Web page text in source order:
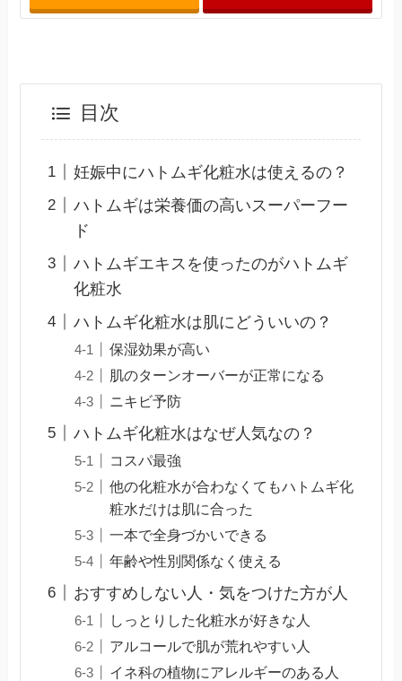
目次
妊娠中にハトムギ化粧水は使えるの？
ハトムギは栄養価の高いスーパーフー
ド
ハトムギエキスを使ったのがハトムギ
化粧水
ハトムギ化粧水は肌にどういいの？
保湿効果が高い
肌のターンオーバーが正常になる
ニキビ予防
ハトムギ化粧水はなぜ人気なの？
コスパ最強
他の化粧水が合わなくてもハトムギ化
粧水だけは肌に合った
一本で全身づかいできる
年齢や性別関係なく使える
おすすめしない人・気をつけた方が人
しっとりした化粧水が好きな人
アルコールで肌が荒れやすい人
イネ科の植物にアレルギーのある人